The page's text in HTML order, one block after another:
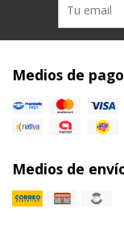
Medios de pago
Medios de